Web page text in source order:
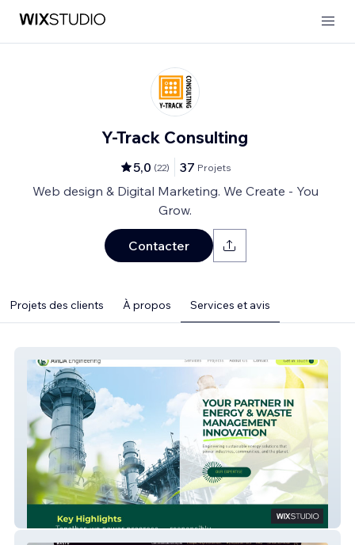
Y-Track Consulting
5,0 (22) 37 Projets
Web design & Digital Marketing. We Create - You
Grow.
Contacter
Projets des clients À propos Services et avis
Avida Engineering